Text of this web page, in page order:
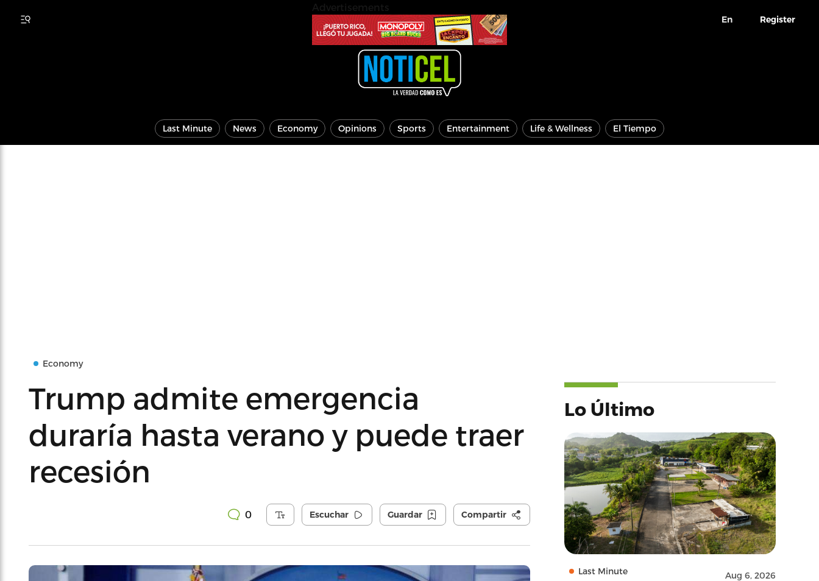
En Register
Last Minute News Economy Opinions Sports Entertainment Life & Wellness El Tiempo
Economy
Trump admite emergencia
duraría hasta verano y puede traer
recesión
0 Escuchar Guardar Compartir
Lo Último
Last Minute Aug 6, 2026